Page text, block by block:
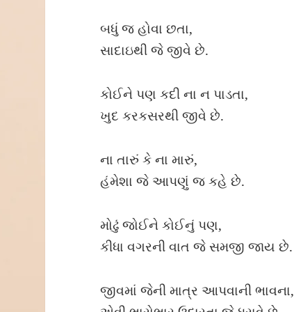
બધું જ હોવા છતા,
સાદાઇથી જે જીવે છે.
કોઈને પણ કદી ના ન પાડતા,
ખુદ કરકસરથી જીવે છે.
ના તારું કે ના મારું,
હંમેશા જે આપણું જ કહે છે.
મોઢું જોઈને કોઈનું પણ,
કીધા વગરની વાત જે સમજી જાય છે.
જીવમાં જેની માત્ર આપવાની ભાવના,